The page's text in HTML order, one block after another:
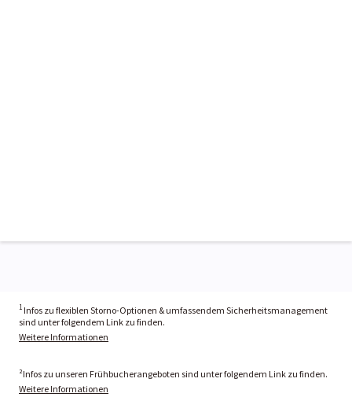
1 Infos zu flexiblen Storno-Optionen & umfassendem Sicherheitsmanagement
sind unter folgendem Link zu finden.
Weitere Informationen
²Infos zu unseren Frühbucherangeboten sind unter folgendem Link zu finden.
Weitere Informationen